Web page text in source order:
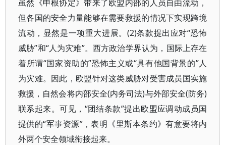
虽然《申根协定》带来了欧盟内部的人员自由流动，
但各国的安全力量能够在需要救援的情况下实现跨境
流动，显然是一项重大进展。(2)条款提出应对“恐怖
威胁”和“人为灾难”。西方政治学界认为，国际上存在
着所谓“国家资助的”恐怖主义或“具有他国背景的”人
为灾难。因此，欧盟针对这类威胁对受害成员国实施
救援，自然会将内部安全(内务司法)与外部安全(防务)
联系起来。可见，“团结条款”提出欧盟应调动成员国
提供的“军事资源”，表明《里斯本条约》有意要将内
外两个安全领域衔接起来。